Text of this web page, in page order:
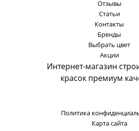
Интернет-магазин
красок премиум
Политика
Карта сайта
Отзывы
Статьи
Контакты
Бренды
Выбрать цвет
Акции